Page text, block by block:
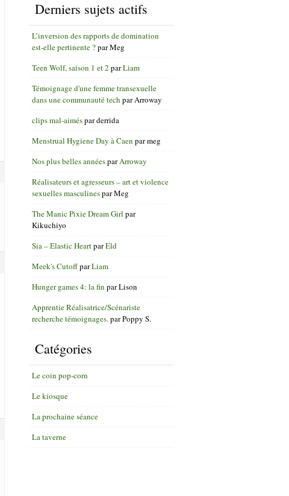
Derniers sujets actifs
L’inversion des rapports de domination
est-elle pertinente ?parMeg
Teen Wolf, saison 1 et 2 parLiam
Témoignage d'une femme transexuelle
dans une communauté tech parArroway
clips mal-aimésparderrida
Menstrual Hygiene Day à Caen parmeg
Nos plus belles annéesparArroway
Réalisateurs et agresseurs – art et violence
sexuelles masculinesparMeg
The Manic Pixie Dream Girl par
Kikuchiyo
Sia – Elastic HeartparEld
Meek's CutoffparLiam
Hunger games 4: la fin parLison
Apprentie Réalisatrice/Scénariste
recherche témoignages. parPoppy S.
Catégories
Le coin pop-corn
Le kiosque
La prochaine séance
La taverne